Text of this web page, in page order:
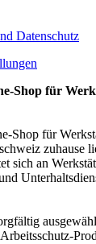
Datenschutz
Shop für
Shop für
zuhause
sich an